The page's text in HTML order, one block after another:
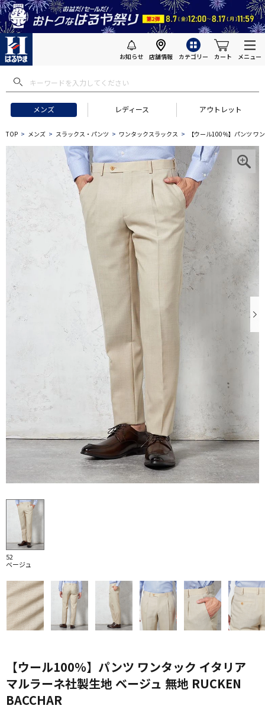
お知らせ 店舗情報 カテゴリー カート メニュー
メンズ レディース アウトレット
TOP メンズ スラックス・パンツ ワンタックスラックス 【ウール100％】パンツ ワ
52
ベージュ
【ウール100％】パンツ ワンタック イタリア
マルラーネ社製生地 ベージュ 無地 RUCKEN
BACCHAR